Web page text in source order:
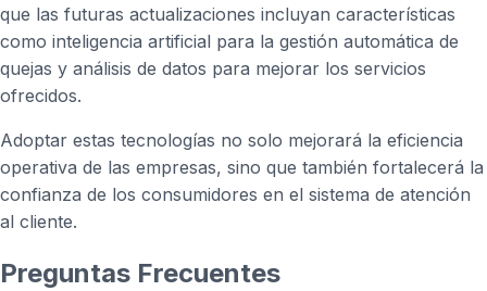
que las futuras actualizaciones incluyan características
como inteligencia artificial para la gestión automática de
quejas y análisis de datos para mejorar los servicios
ofrecidos.
Adoptar estas tecnologías no solo mejorará la eficiencia
operativa de las empresas, sino que también fortalecerá la
confianza de los consumidores en el sistema de atención
al cliente.
Preguntas Frecuentes